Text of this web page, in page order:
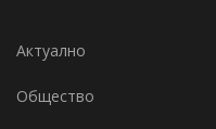
Актуално
Общество